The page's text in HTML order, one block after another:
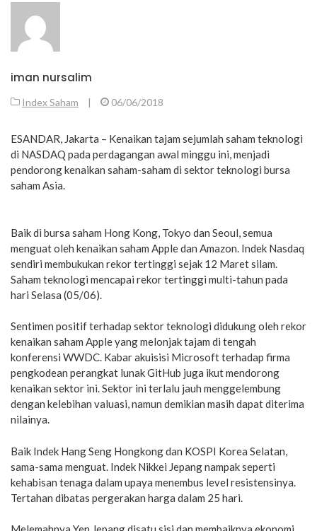
iman nursalim
Index Saham | 06/06/2018
ESANDAR, Jakarta – Kenaikan tajam sejumlah saham teknologi
di NASDAQ pada perdagangan awal minggu ini, menjadi
pendorong kenaikan saham-saham di sektor teknologi bursa
saham Asia.
Baik di bursa saham Hong Kong, Tokyo dan Seoul, semua
menguat oleh kenaikan saham Apple dan Amazon. Indek Nasdaq
sendiri membukukan rekor tertinggi sejak 12 Maret silam.
Saham teknologi mencapai rekor tertinggi multi-tahun pada
hari Selasa (05/06).
Sentimen positif terhadap sektor teknologi didukung oleh rekor
kenaikan saham Apple yang melonjak tajam di tengah
konferensi WWDC. Kabar akuisisi Microsoft terhadap firma
pengkodean perangkat lunak GitHub juga ikut mendorong
kenaikan sektor ini. Sektor ini terlalu jauh menggelembung
dengan kelebihan valuasi, namun demikian masih dapat diterima
nilainya.
Baik Indek Hang Seng Hongkong dan KOSPI Korea Selatan,
sama-sama menguat. Indek Nikkei Jepang nampak seperti
kehabisan tenaga dalam upaya menembus level resistensinya.
Tertahan dibatas pergerakan harga dalam 25 hari.